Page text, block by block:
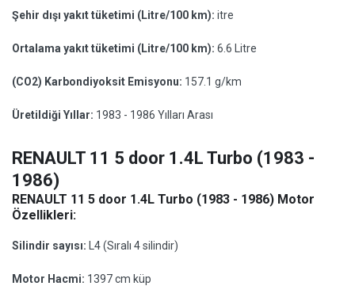
Şehir dışı yakıt tüketimi (Litre/100 km): itre
Ortalama yakıt tüketimi (Litre/100 km): 6.6 Litre
(CO2) Karbondiyoksit Emisyonu: 157.1 g/km
Üretildiği Yıllar: 1983 - 1986 Yılları Arası
RENAULT 11 5 door 1.4L Turbo (1983 -
1986)
RENAULT 11 5 door 1.4L Turbo (1983 - 1986) Motor
Özellikleri:
Silindir sayısı: L4 (Sıralı 4 silindir)
Motor Hacmi: 1397 cm küp